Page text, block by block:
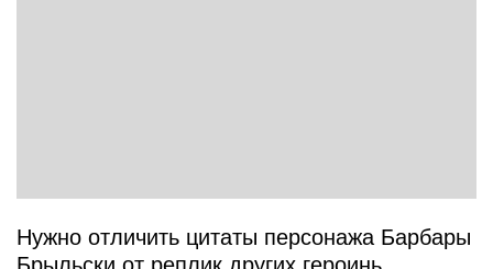
Нужно отличить цитаты персонажа Барбары